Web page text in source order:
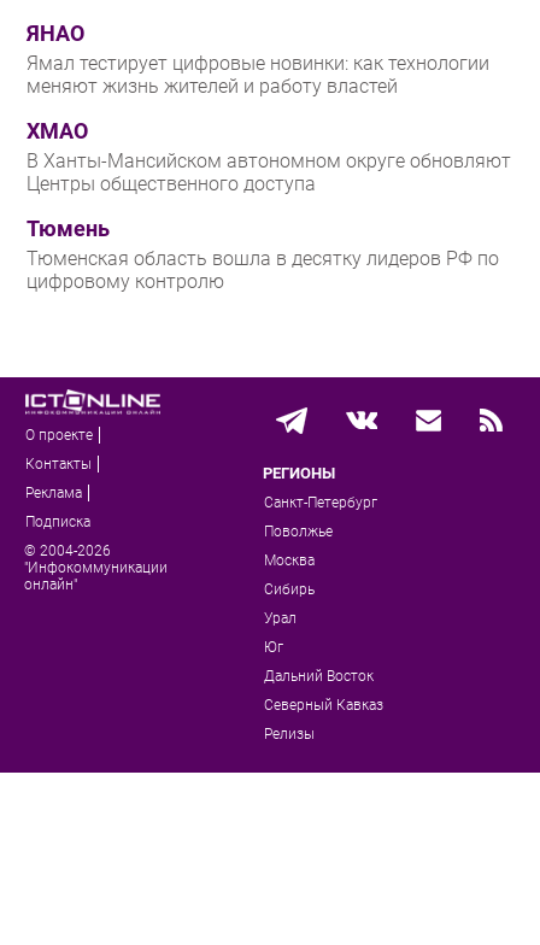
ЯНАО
Ямал тестирует цифровые новинки: как технологии
меняют жизнь жителей и работу властей
ХМАО
В Ханты-Мансийском автономном округе обновляют
Центры общественного доступа
Тюмень
Тюменская область вошла в десятку лидеров РФ по
цифровому контролю
О проекте
Контакты
Реклама
Подписка
© 2004-2026
"Инфокоммуникации
онлайн"
РЕГИОНЫ
Санкт-Петербург
Поволжье
Москва
Сибирь
Урал
Юг
Дальний Восток
Северный Кавказ
Релизы